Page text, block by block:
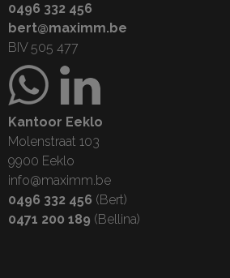
0496 332 456
bert@maximm.be
BIV 505 477
Kantoor Eeklo
Molenstraat 103
9900 Eeklo
info@maximm.be
0496 332 456 (Bert)
0471 200 189 (Bellina)